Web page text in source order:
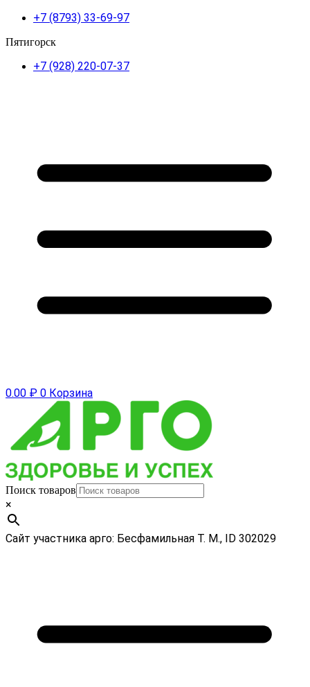
+7 (8793) 33-69-97
Пятигорск
+7 (928) 220-07-37
0.00 ₽ 0 Корзина
Поиск товаров
×
Сайт участника арго: Бесфамильная Т. М., ID 302029